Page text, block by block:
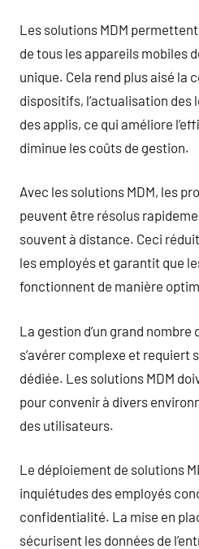
Les solutions MDM
de tous les appareils mobiles
unique. Cela rend plus aisé la
dispositifs, l’actualisation
des applis, ce qui améliore
diminue les coûts de gestion.
Avec les solutions MDM, les
peuvent être résolus
souvent à distance. Ceci
les employés et garantit que
fonctionnent de manière
La gestion d’un grand nombre
s’avérer complexe et requiert
dédiée. Les solutions MDM
pour convenir à divers
des utilisateurs.
Le déploiement de solutions
inquiétudes des employés
confidentialité. La mise en
sécurisent les données de